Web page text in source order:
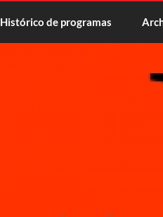
Histórico de programas